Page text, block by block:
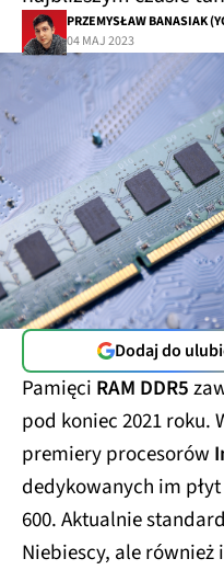
PRZEMYSŁAW BANASIAK
04 MAJ 2023
Dodaj do
Pamięci RAM DDR5
pod koniec 2021 roku.
premiery procesorów
dedykowanych im
600. Aktualnie
Niebiescy, ale